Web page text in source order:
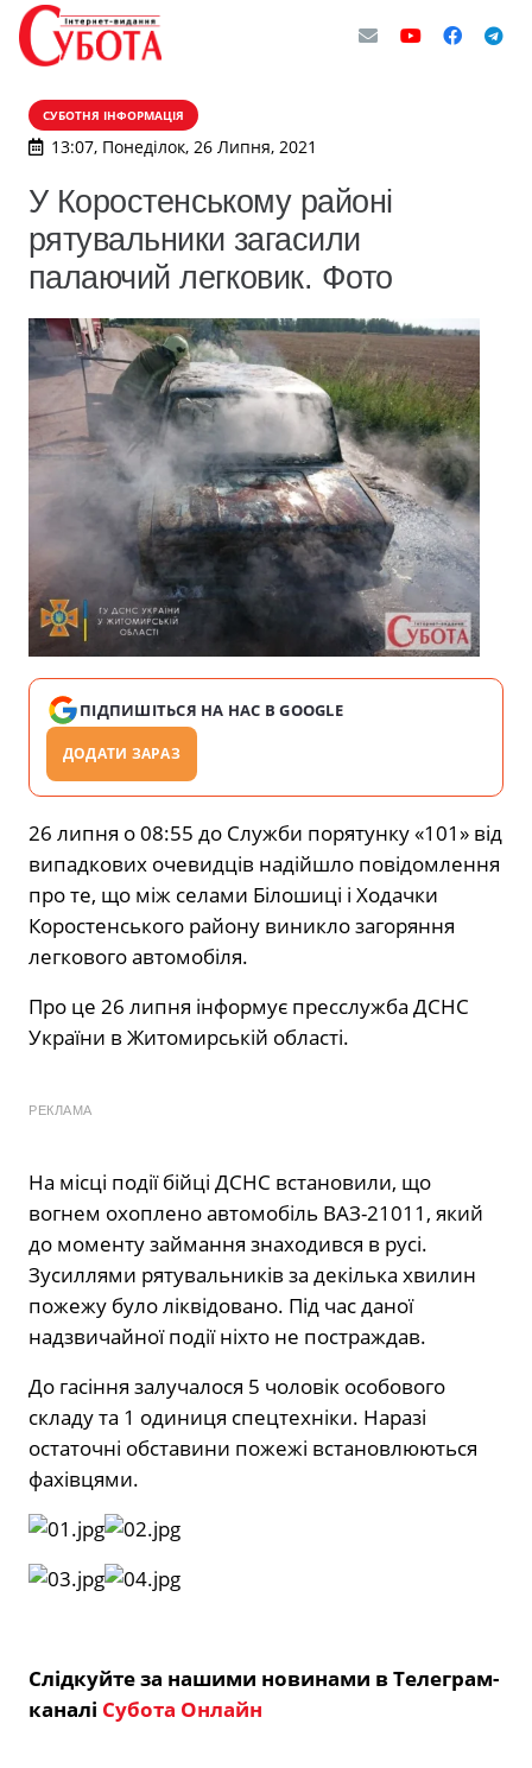
СУБОТНЯ ІНФОРМАЦІЯ
13:07, Понеділок, 26 Липня, 2021
У Коростенському районі
рятувальники загасили
палаючий легковик. Фото
ПІДПИШІТЬСЯ НА НАС В GOOGLE
ДОДАТИ ЗАРАЗ
26 липня о 08:55 до Служби порятунку «101» від
випадкових очевидців надійшло повідомлення
про те, що між селами Білошиці і Ходачки
Коростенського району виникло загоряння
легкового автомобіля.
Про це 26 липня інформує пресслужба ДСНС
України в Житомирській області.
РЕКЛАМА
На місці події бійці ДСНС встановили, що
вогнем охоплено автомобіль ВАЗ-21011, який
до моменту займання знаходився в русі.
Зусиллями рятувальників за декілька хвилин
пожежу було ліквідовано. Під час даної
надзвичайної події ніхто не постраждав.
До гасіння залучалося 5 чоловік особового
складу та 1 одиниця спецтехніки. Наразі
остаточні обставини пожежі встановлюються
фахівцями.
Слідкуйте за нашими новинами в Телеграм-
каналі Субота Онлайн